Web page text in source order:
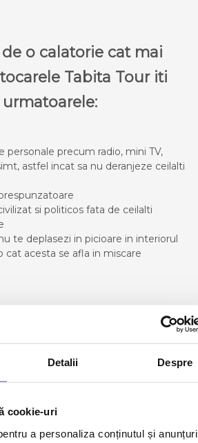
Detalii Despre
cookie-uri
a personaliza conținutul și
o calatorie cat mai
Tabita Tour iti
personale precum radio, mini TV,
astfel incat sa nu deranjeze ceilalti
si politicos fata de ceilalti
te deplasezi in picioare in interiorul
acesta se afla in miscare
catre La
LUGOJ
MEDIAS
MOINESTI